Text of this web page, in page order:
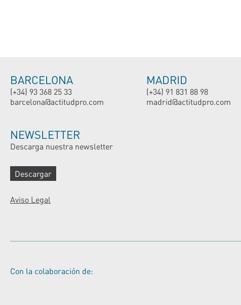
BARCELONA
(+34) 93 368 25 33
barcelona@actitudpro.com
MADRID
(+34) 91 831 88 98
madrid@actitudpro.com
NEWSLETTER
Descarga nuestra newsletter
Descargar
Aviso Legal
Con la colaboración de: